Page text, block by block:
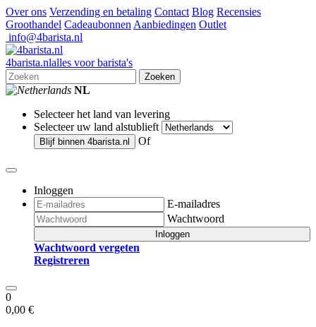
Over ons Verzending en betaling Contact Blog Recensies
Groothandel Cadeaubonnen Aanbiedingen Outlet
info@4barista.nl
4barista.nlalles voor barista's
Zoeken
NL
Selecteer het land van levering
Selecteer uw land alstublieft
Blijf binnen 4barista.nl Of
Inloggen
E-mailadres
Wachtwoord
Inloggen
Wachtwoord vergeten
Registreren
0
0,00 €